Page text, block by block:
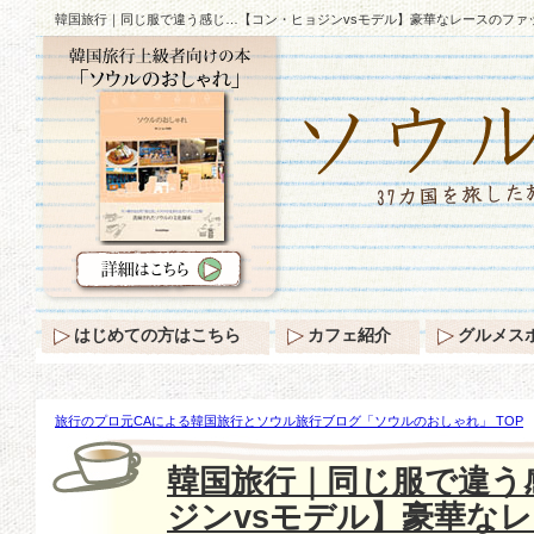
韓国旅行｜同じ服で違う感じ…【コン・ヒョジンvsモデル】豪華なレースのファ
旅行のプロ元CAによる韓国旅行とソウル旅行ブログ「ソウルのおしゃれ」 TOP
ション♪
韓国旅行｜同じ服で違
ジンvsモデル】豪華な
はじめての方はこちら カフェ紹介 グルメス